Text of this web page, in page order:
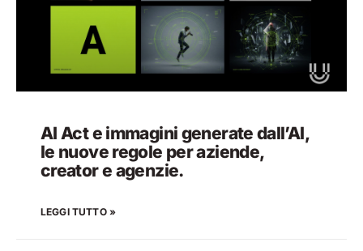
AI Act e immagini generate dall’AI,
le nuove regole per aziende,
creator e agenzie.
LEGGI TUTTO »